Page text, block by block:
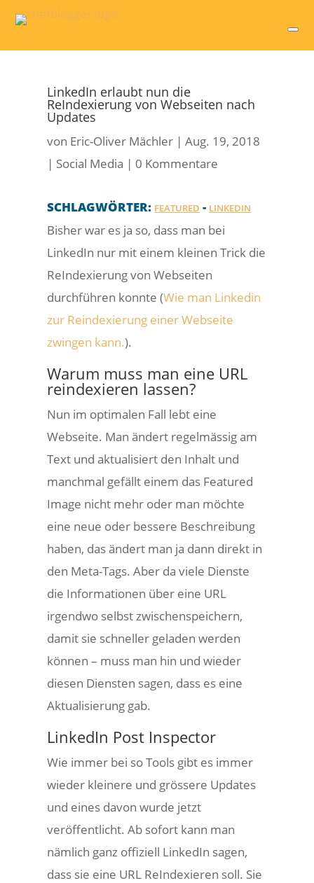
LinkedIn erlaubt nun die
ReIndexierung von Webseiten nach
Updates
von Eric-Oliver Mächler |Aug. 19, 2018
| Social Media | 0 Kommentare
SCHLAGWÖRTER: FEATURED - LINKEDIN
Bisher war es ja so, dass man bei
LinkedIn nur mit einem kleinen Trick die
ReIndexierung von Webseiten
durchführen konnte (Wie man Linkedin
zur Reindexierung einer Webseite
zwingen kann.).
Warum muss man eine URL
reindexieren lassen?
Nun im optimalen Fall lebt eine
Webseite. Man ändert regelmässig am
Text und aktualisiert den Inhalt und
manchmal gefällt einem das Featured
Image nicht mehr oder man möchte
eine neue oder bessere Beschreibung
haben, das ändert man ja dann direkt in
den Meta-Tags. Aber da viele Dienste
die Informationen über eine URL
irgendwo selbst zwischenspeichern,
damit sie schneller geladen werden
können – muss man hin und wieder
diesen Diensten sagen, dass es eine
Aktualisierung gab.
LinkedIn Post Inspector
Wie immer bei so Tools gibt es immer
wieder kleinere und grössere Updates
und eines davon wurde jetzt
veröffentlicht. Ab sofort kann man
nämlich ganz offiziell LinkedIn sagen,
dass sie eine URL ReIndexieren soll. Sie